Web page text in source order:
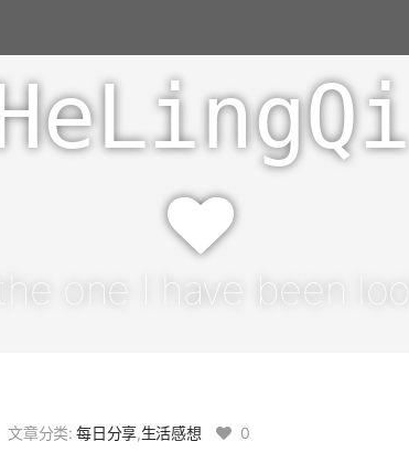
one I have been
文章分类:每日分享,生活感想 0